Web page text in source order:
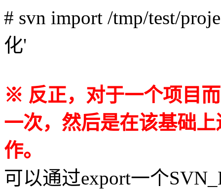
# svn import /tmp/test/
化'
※ 反正，对于一个项目
一次，然后是在该基础
作。
可以通过export一个